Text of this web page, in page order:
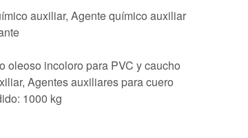
auxiliar, Agente químico auxiliar
oleoso incoloro para PVC y caucho
Agentes auxiliares para cuero
1000 kg